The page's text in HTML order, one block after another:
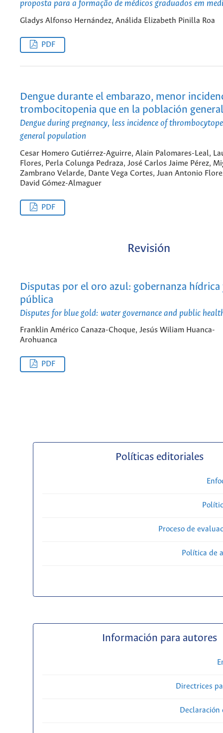
proposta para a formação de médicos graduados em
Gladys Alfonso Hernández, Análida Elizabeth Pinilla Roa
PDF
Dengue durante el embarazo, menor
trombocitopenia que en la población general
Dengue during pregnancy, less incidence of
general population
Cesar Homero Gutiérrez-Aguirre, Alain Palomares-Leal,
Flores, Perla Colunga Pedraza, José Carlos Jaime Pérez,
Zambrano Velarde, Dante Vega Cortes, Juan Antonio
David Gómez-Almaguer
PDF
Revisión
Disputas por el oro azul: gobernanza hídrica
pública
Disputes for blue gold: water governance and public
Franklin Américo Canaza-Choque, Jesús Wiliam Huanca-
Arohuanca
PDF
Políticas editoriales
Proceso de
Política de
Información para autores
Directrices